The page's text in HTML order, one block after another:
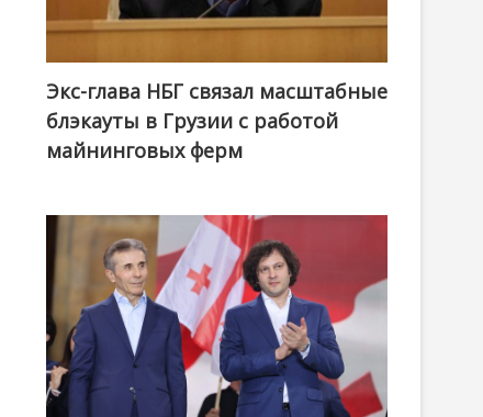
Экс-глава НБГ связал масштабные
блэкауты в Грузии с работой
майнинговых ферм